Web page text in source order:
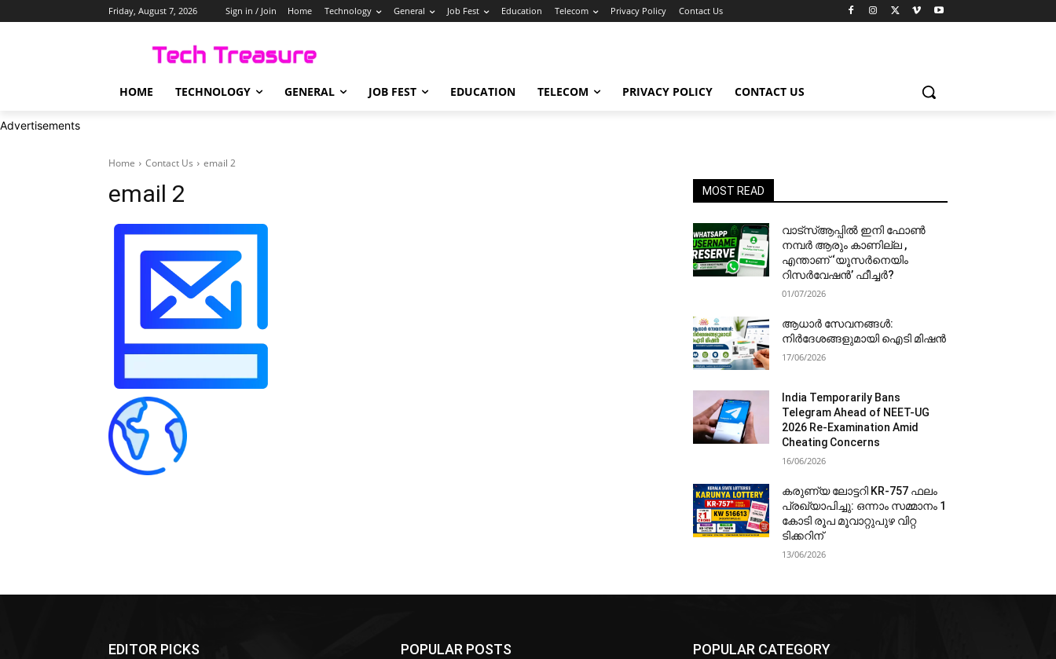
Friday, August 7, 2026 Sign in / Join Home Technology General Job Fest Education Telecom Privacy Policy Contact Us
HOME TECHNOLOGY GENERAL JOB FEST EDUCATION TELECOM PRIVACY POLICY CONTACT US
Advertisements
Home Contact Us email 2
email 2 MOST READ
വാട്‌സ്ആപ്പിൽ ഇനി ഫോൺ
നമ്പർ ആരും കാണില്ല ,
എന്താണ് ‘യൂസർനെയിം
റിസർവേഷൻ’ ഫീച്ചർ?
01/07/2026
ആധാർ സേവനങ്ങൾ:
നിർദേശങ്ങളുമായി ഐടി മിഷൻ
17/06/2026
India Temporarily Bans
Telegram Ahead of NEET-UG
2026 Re-Examination Amid
Cheating Concerns
16/06/2026
കരുണ്യ ലോട്ടറി KR-757 ഫലം
പ്രഖ്യാപിച്ചു: ഒന്നാം സമ്മാനം 1
കോടി രൂപ മൂവാറ്റുപുഴ വിറ്റ
ടിക്കറിന്
13/06/2026
EDITOR PICKS POPULAR POSTS POPULAR CATEGORY